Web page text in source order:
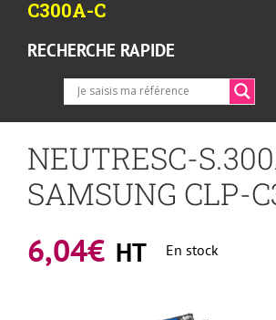
C300A-C
RECHERCHE RAPIDE
NEUTRESC-
SAMSUNG CLP-
6,04€ HT En stock